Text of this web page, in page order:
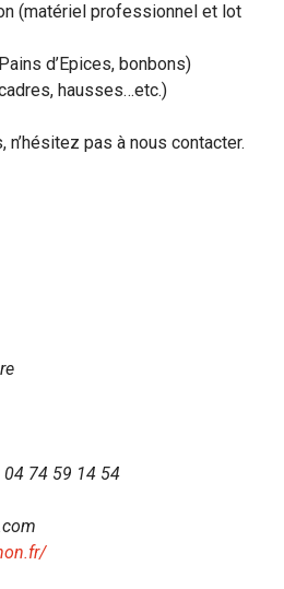
(matériel professionnel et lot
d’Epices, bonbons)
hausses…etc.)
n’hésitez pas à nous contacter.
74 59 14 54